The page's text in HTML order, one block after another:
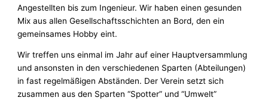
Angestellten bis zum Ingenieur. Wir haben einen gesunden
Mix aus allen Gesellschaftsschichten an Bord, den ein
gemeinsames Hobby eint.
Wir treffen uns einmal im Jahr auf einer Hauptversammlung
und ansonsten in den verschiedenen Sparten (Abteilungen)
in fast regelmäßigen Abständen. Der Verein setzt sich
zusammen aus den Sparten “Spotter” und “Umwelt”